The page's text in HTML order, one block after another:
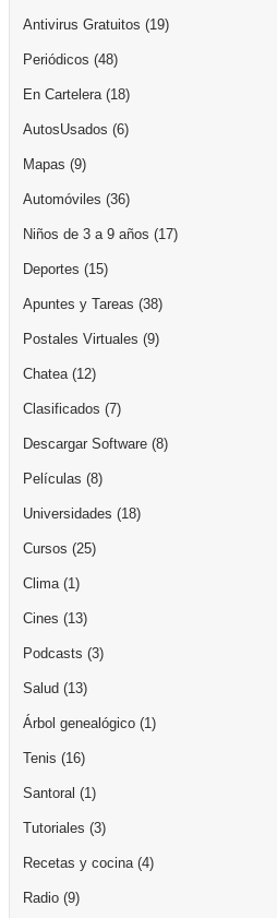
Antivirus Gratuitos (19)
Periódicos (48)
En Cartelera(18)
AutosUsados (6)
Mapas (9)
Automóviles (36)
Niños de 3 a 9 años (17)
Deportes (15)
Apuntes y Tareas (38)
Postales Virtuales (9)
Chatea(12)
Clasificados (7)
Descargar Software (8)
Películas (8)
Universidades (18)
Cursos (25)
Clima(1)
Cines (13)
Podcasts (3)
Salud (13)
Árbol genealógico (1)
Tenis (16)
Santoral (1)
Tutoriales (3)
Recetas y cocina(4)
Radio (9)